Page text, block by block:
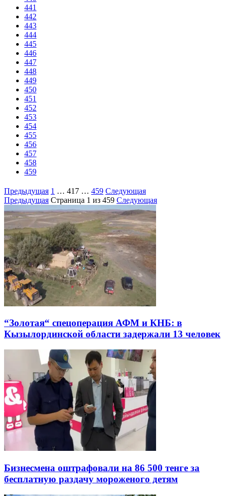
441
442
443
444
445
446
447
448
449
450
451
452
453
454
455
456
457
458
459
Предыдущая 1 … 417 … 459 Следующая
Предыдущая Страница 1 из 459 Следующая
“Золотая“ спецоперация АФМ и КНБ: в
Кызылординской области задержали 13 человек
Бизнесмена оштрафовали на 86 500 тенге за
бесплатную раздачу мороженого детям